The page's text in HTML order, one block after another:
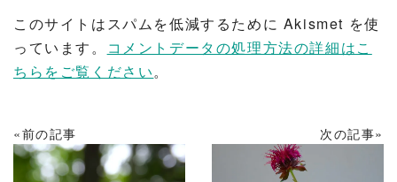
このサイトはスパムを低減するために Akismet を使
っています。
コメントデータの処理方法の詳細はこ
ちらをご覧ください。
«前の記事 次の記事»